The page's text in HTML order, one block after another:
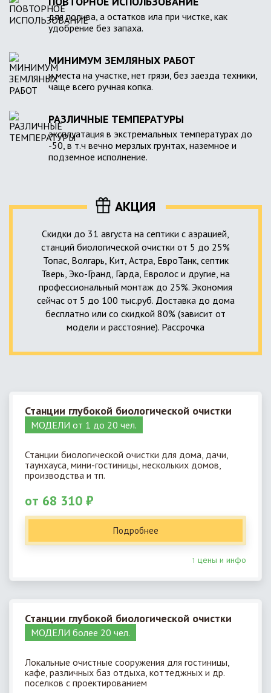
для полива, а остатков ила при чистке, как
удобрение без запаха.
МИНИМУМ ЗЕМЛЯНЫХ РАБОТ
и места на участке, нет грязи, без заезда техники,
чаще всего ручная копка.
РАЗЛИЧНЫЕ ТЕМПЕРАТУРЫ
эксплуатация в экстремальных температурах до
-50, в т.ч вечно мерзлых грунтах, наземное и
подземное исполнение.
АКЦИЯ
Скидки до 31 августа на септики с аэрацией,
станций биологической очистки от 5 до 25%
Топас, Волгарь, Кит, Астра, ЕвроТанк, септик
Тверь, Эко-Гранд, Гарда, Евролос и другие, на
профессиональный монтаж до 25%. Экономия
сейчас от 5 до 100 тыс.руб. Доставка до дома
бесплатно или со скидкой 80% (зависит от
модели и расстояние). Рассрочка
Станции глубокой биологической очистки
МОДЕЛИ от 1 до 20 чел.
Станции биологической очистки для дома, дачи,
таунхауса, мини-гостиницы, нескольких домов,
производства и тп.
от 68 310 ₽
Подробнее
↑ цены и инфо
Станции глубокой биологической очистки
МОДЕЛИ более 20 чел.
Локальные очистные сооружения для гостиницы,
кафе, различных баз отдыха, коттеджных и др.
поселков с проектированием